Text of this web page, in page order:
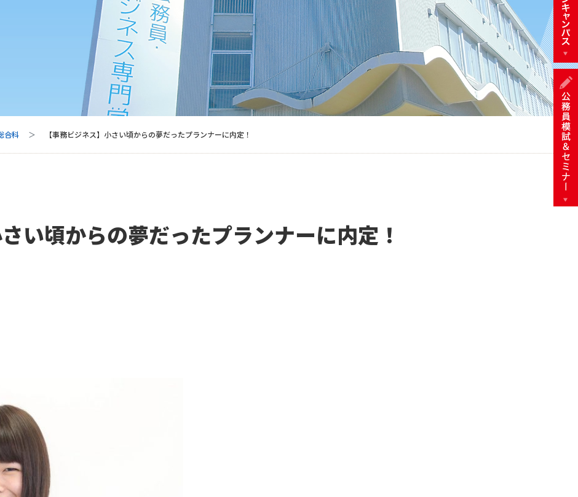
合科 【事務ビジネス】小さい頃からの夢だったプランナーに内定！
い頃からの夢だったプランナーに内定！